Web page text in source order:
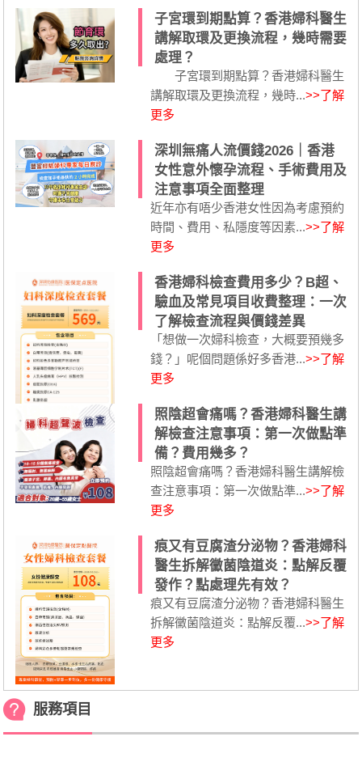
子宮環到期點算？香港婦科醫生
講解取環及更換流程，幾時需要
處理？
子宮環到期點算？香港婦科醫生
講解取環及更換流程，幾時...>>了解
更多
深圳無痛人流價錢2026｜香港
女性意外懷孕流程、手術費用及
注意事項全面整理
近年亦有唔少香港女性因為考慮預約
時間、費用、私隱度等因素...>>了解
更多
香港婦科檢查費用多少？B超、
驗血及常見項目收費整理：一次
了解檢查流程與價錢差異
「想做一次婦科檢查，大概要預幾多
錢？」呢個問題係好多香港...>>了解
更多
照陰超會痛嗎？香港婦科醫生講
解檢查注意事項：第一次做點準
備？費用幾多？
照陰超會痛嗎？香港婦科醫生講解檢
查注意事項：第一次做點準...>>了解
更多
痕又有豆腐渣分泌物？香港婦科
醫生拆解黴菌陰道炎：點解反覆
發作？點處理先有效？
痕又有豆腐渣分泌物？香港婦科醫生
拆解黴菌陰道炎：點解反覆...>>了解
更多
服務項目